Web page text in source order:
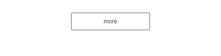
レディース
more